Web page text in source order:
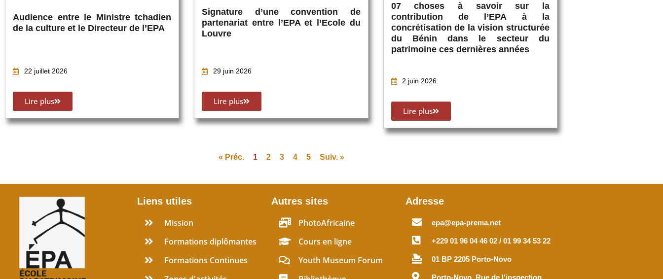
Audience entre le Ministre tchadien
de la culture et le Directeur de l’EPA
22 juillet 2026
Lire plus
Signature d’une convention de
partenariat entre l’EPA et l’Ecole du
Louvre
29 juin 2026
Lire plus
07 choses à savoir sur la
contribution de l’EPA à la
concrétisation de la vision structurée
du Bénin dans le secteur du
patrimoine ces dernières années
2 juin 2026
Lire plus
« Préc. 1 2 3 4 5 Suiv. »
Liens utiles
Mission
Formations diplômantes
Formations Continues
Autres sites
PhotoAfricaine
Cours en ligne
Youth Museum Forum
Adresse
epa@epa-prema.net
+229 01 96 04 46 02 / 01 99 34 53 22
01 BP 2205 Porto-Novo
Porto-Novo, Rue de l'inspection